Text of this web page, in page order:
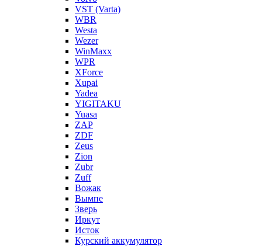
VST (Varta)
WBR
Westa
Wezer
WinMaxx
WPR
XForce
Xupai
Yadea
YIGITAKU
Yuasa
ZAP
ZDF
Zeus
Zion
Zubr
Zuff
Вожак
Вымпе
Зверь
Иркут
Исток
Курский аккумулятор